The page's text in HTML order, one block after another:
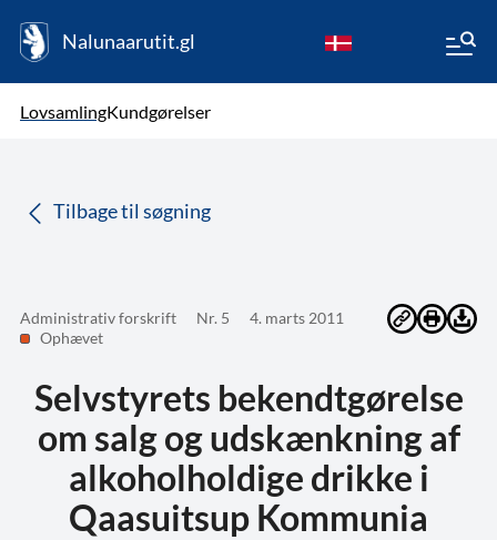
Nalunaarutit.gl
LovsamlingKundgørelser
Tilbage til søgning
Administrativ forskrift Nr. 5
4. marts 2011
Ophævet
Selvstyrets bekendtgørelse
om salg og udskænkning af
alkoholholdige drikke i
Qaasuitsup Kommunia